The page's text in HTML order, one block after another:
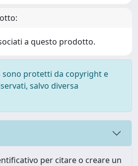
a questo prodotto.
sono protetti da copyright e
salvo diversa
per citare o creare un